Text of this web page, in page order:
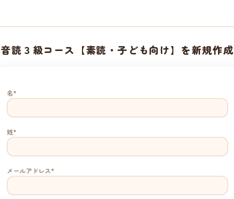
音読３級コース【素読・子ども向け】を新規作成
名*
姓*
メールアドレス*